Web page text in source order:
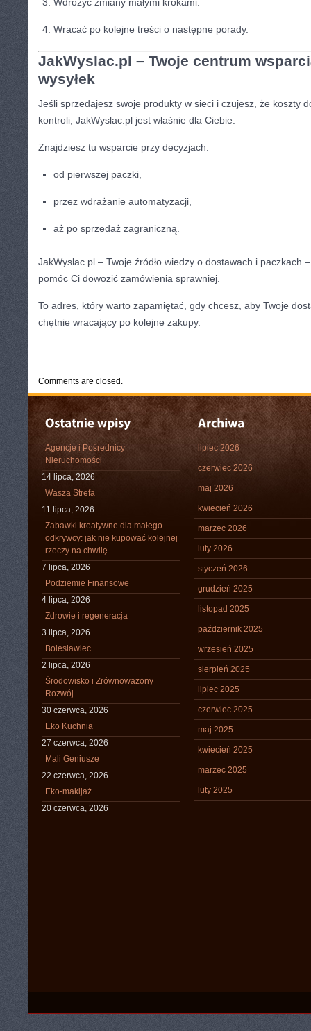
Wracać po kolejne treści o następne porady.
JakWyslac.pl – Twoje centrum
wysyłek
Jeśli sprzedajesz swoje produkty w sieci i czujesz, że koszty
kontroli, JakWyslac.pl jest właśnie dla Ciebie.
Znajdziesz tu wsparcie przy decyzjach:
od pierwszej paczki,
przez wdrażanie automatyzacji,
aż po sprzedaż zagraniczną.
JakWyslac.pl – Twoje źródło wiedzy o dostawach i paczkach
pomóc Ci dowozić zamówienia sprawniej.
To adres, który warto zapamiętać, gdy chcesz, aby Twoje
chętnie wracający po kolejne zakupy.
Comments are closed.
Agencje i Pośrednicy
Nieruchomości
14 lipca, 2026
Wasza Strefa
11 lipca, 2026
Zabawki kreatywne dla małego
odkrywcy: jak nie kupować kolejnej
rzeczy na chwilę
7 lipca, 2026
Podziemie Finansowe
4 lipca, 2026
Zdrowie i regeneracja
3 lipca, 2026
Bolesławiec
2 lipca, 2026
Środowisko i Zrównoważony
Rozwój
30 czerwca, 2026
Eko Kuchnia
27 czerwca, 2026
Mali Geniusze
22 czerwca, 2026
Eko-makijaż
20 czerwca, 2026
lipiec 2026
czerwiec 2026
maj 2026
kwiecień 2026
marzec 2026
luty 2026
styczeń 2026
grudzień 2025
listopad 2025
październik 2025
wrzesień 2025
sierpień 2025
lipiec 2025
czerwiec 2025
maj 2025
kwiecień 2025
marzec 2025
luty 2025